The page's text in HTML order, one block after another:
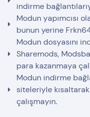
indirme
Modun yapımcısı
bunun yerine
Modun dosyasını
Sharemods,
para kazanmaya
Modun indirme
siteleriyle
çalışmayın.